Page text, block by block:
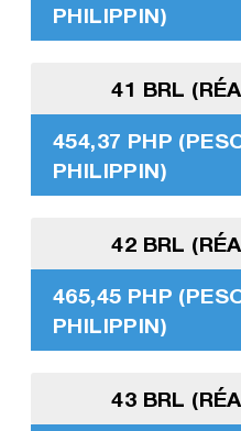
PHILIPPIN)
41 BRL
454,37 PHP
PHILIPPIN)
42 BRL
465,45 PHP
PHILIPPIN)
43 BRL